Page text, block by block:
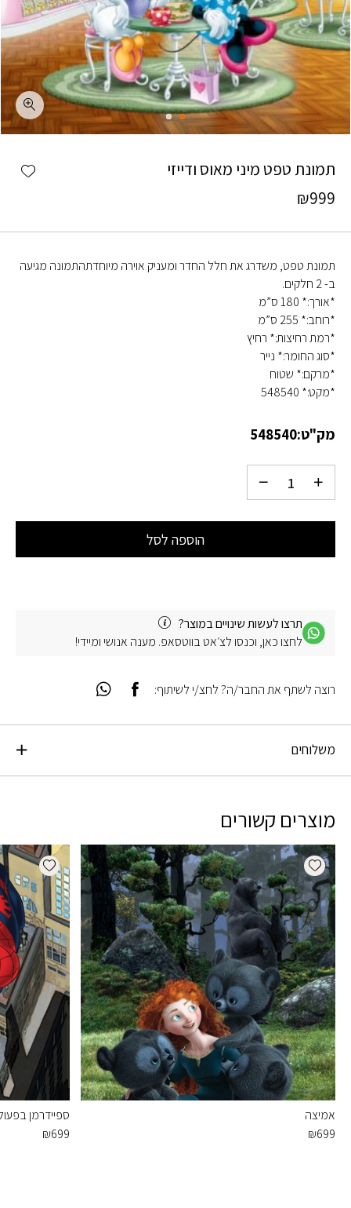
תמונת טפט מיני מאוס ודייזי
₪999
תמונת טפט, משדרג את חלל החדר ומעניק אוירה מיוחדתהתמונה מגיעה
ב- 2 חלקים.
*אורך:* 180 ס”מ
*רוחב:* 255 ס”מ
*רמת רחיצות:* רחיץ
*סוג החומר:* נייר
*מרקם:* שטוח
*מקט:* 548540
מק"ט:548540
הוספה לסל
תרצו לעשות שינויים במוצר?
לחצו כאן, וכנסו לצ׳אט בווטסאפ. מענה אנושי ומיידי!
משלוחים
רוצה לשתף את החבר/ה? לחצ/י לשיתוף:
מוצרים קשורים
Add wishlist
אמיצה
₪699
wishlist
ספיידרמן
₪699